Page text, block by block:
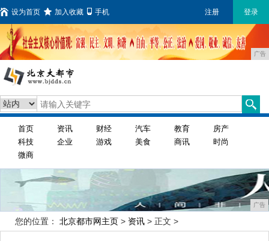
设为首页 加入收藏 手机 注册 登录
广告
首页 资讯 财经 汽车 教育
房产
科技
企业 游戏 美食 商讯
时尚
微商
广告
您的位置： 北京都市网主页 > 资讯 > 正文 >